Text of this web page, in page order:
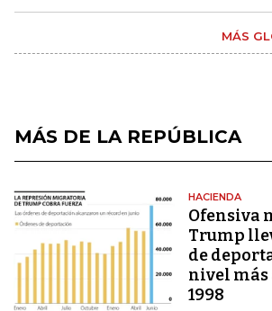
MÁS
MÁS DE LA REPÚBLICA
HACIENDA
Ofensiva
Trump
de
nivel más
1998